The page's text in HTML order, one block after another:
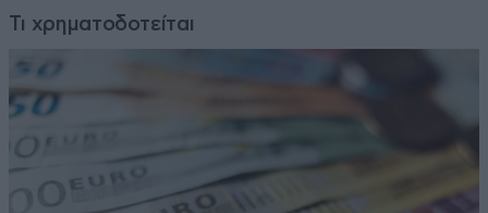
Τι χρηματοδοτείται